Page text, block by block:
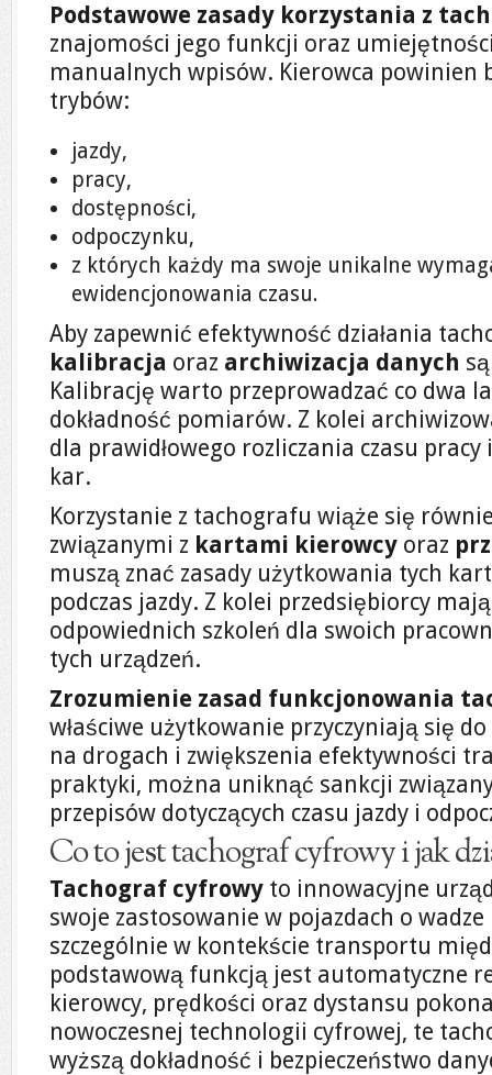
Podstawowe zasady korzystania z
znajomości jego funkcji oraz
manualnych wpisów. Kierowca powinien
trybów:
jazdy,
pracy,
dostępności,
odpoczynku,
z których każdy ma swoje unikalne
ewidencjonowania czasu.
Aby zapewnić efektywność działania
kalibracja oraz archiwizacja danych
Kalibrację warto przeprowadzać co dwa
dokładność pomiarów. Z kolei
dla prawidłowego rozliczania czasu
kar.
Korzystanie z tachografu wiąże się
związanymi z kartami kierowcy oraz
muszą znać zasady użytkowania tych
podczas jazdy. Z kolei przedsiębiorcy
odpowiednich szkoleń dla swoich
tych urządzeń.
Zrozumienie zasad funkcjonowania
właściwe użytkowanie przyczyniają się
na drogach i zwiększenia efektywności
praktyki, można uniknąć sankcji
przepisów dotyczących czasu jazdy i
Co to jest tachograf cyfrowy i jak
Tachograf cyfrowy to innowacyjne
swoje zastosowanie w pojazdach o
szczególnie w kontekście transportu
podstawową funkcją jest automatyczne
kierowcy, prędkości oraz dystansu
nowoczesnej technologii cyfrowej, te
wyższą dokładność i bezpieczeństwo